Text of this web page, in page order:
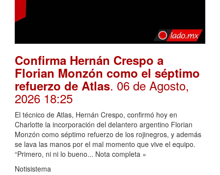
Confirma Hernán Crespo a
Florian Monzón como el séptimo
refuerzo de Atlas. 06 de Agosto,
2026 18:25
El técnico de Atlas, Hernán Crespo, confirmó hoy en
Charlotte la incorporación del delantero argentino Florian
Monzón como séptimo refuerzo de los rojinegros, y además
se lava las manos por el mal momento que vive el equipo.
“Primero, ni ni lo bueno... Nota completa »
Notisistema